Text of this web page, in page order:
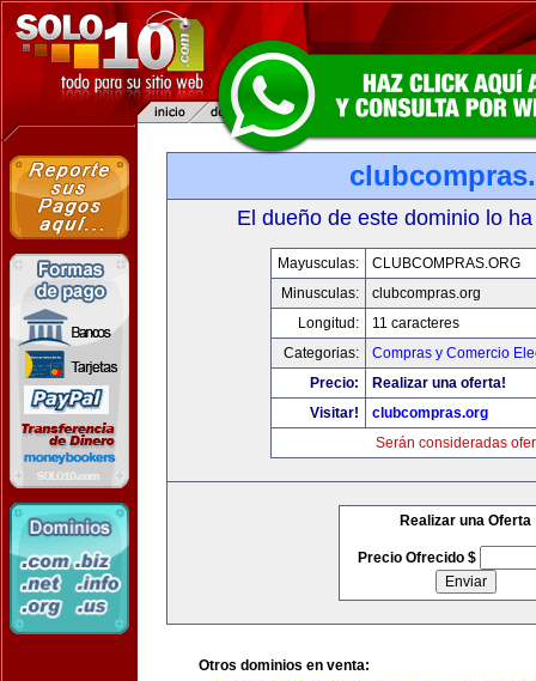
El dueño de este dominio lo
Mayusculas:
CLUBCOMPRAS.ORG
Minusculas:
clubcompras.org
Longitud:
11 caracteres
Categorias:
Compras y Comercio
Precio:
Realizar una oferta!
Visitar!
clubcompras.org
Serán consideradas
Realizar una Oferta
Precio Ofrecido $
Otros dominios en venta: